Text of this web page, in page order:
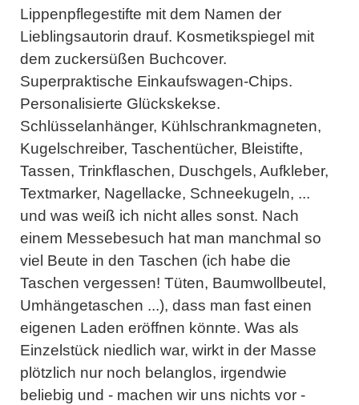
Lippenpflegestifte mit dem Namen der
Lieblingsautorin drauf. Kosmetikspiegel mit
dem zuckersüßen Buchcover.
Superpraktische Einkaufswagen-Chips.
Personalisierte Glückskekse.
Schlüsselanhänger, Kühlschrankmagneten,
Kugelschreiber, Taschentücher, Bleistifte,
Tassen, Trinkflaschen, Duschgels, Aufkleber,
Textmarker, Nagellacke, Schneekugeln, ...
und was weiß ich nicht alles sonst. Nach
einem Messebesuch hat man manchmal so
viel Beute in den Taschen (ich habe die
Taschen vergessen! Tüten, Baumwollbeutel,
Umhängetaschen ...), dass man fast einen
eigenen Laden eröffnen könnte. Was als
Einzelstück niedlich war, wirkt in der Masse
plötzlich nur noch belanglos, irgendwie
beliebig und - machen wir uns nichts vor -